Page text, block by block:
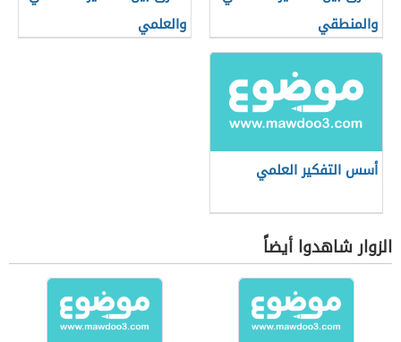
والمنطقي
والعلمي
أسس التفكير العلمي
الزوار شاهدوا أيضاً